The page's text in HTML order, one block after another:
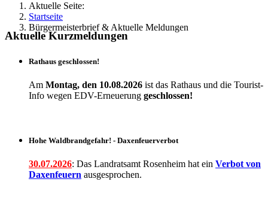
Aktuelle Seite:
Startseite
Bürgermeisterbrief & Aktuelle Meldungen
Aktuelle Kurzmeldungen
Rathaus geschlossen!
Am Montag, den 10.08.2026 ist das Rathaus und die Tourist-
Info wegen EDV-Erneuerung geschlossen!
Hohe Waldbrandgefahr! - Daxenfeuerverbot
30.07.2026: Das Landratsamt Rosenheim hat ein Verbotvon
Daxenfeuern ausgesprochen.